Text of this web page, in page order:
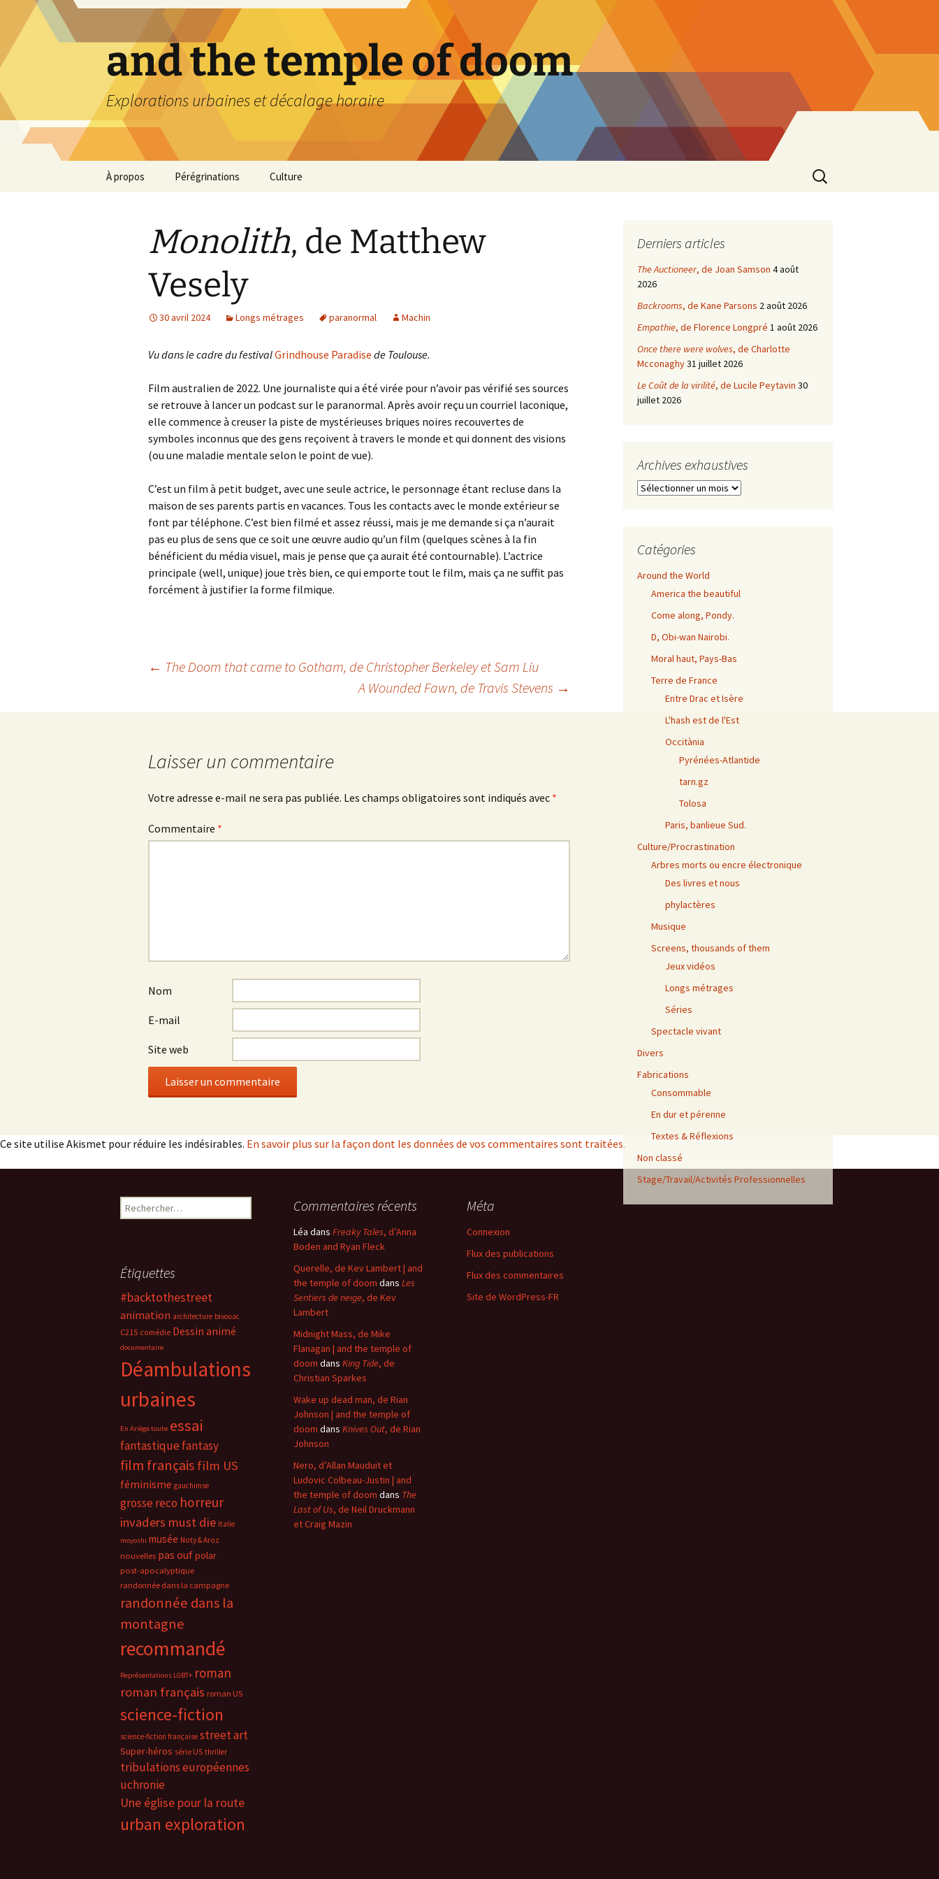
contenu
and the temple of doom
Explorations urbaines et décalage horaire
À propos Pérégrinations Culture
Rechercher :
Monolith, de Matthew
Vesely
30 avril 2024 Longs métrages paranormal Machin
Vu dans le cadre du festivalGrindhouse Paradise de Toulouse.
Film australien de 2022. Une journaliste qui a été virée pour n’avoir pas vérifié ses sources
se retrouve à lancer un podcast sur le paranormal. Après avoir reçu un courriel laconique,
elle commence à creuser la piste de mystérieuses briques noires recouvertes de
symboles inconnus que des gens reçoivent à travers le monde et qui donnent des visions
(ou une maladie mentale selon le point de vue).
C’est un film à petit budget, avec une seule actrice, le personnage étant recluse dans la
maison de ses parents partis en vacances. Tous les contacts avec le monde extérieur se
font par téléphone. C’est bien filmé et assez réussi, mais je me demande si ça n’aurait
pas eu plus de sens que ce soit une œuvre audio qu’un film (quelques scènes à la fin
bénéficient du média visuel, mais je pense que ça aurait été contournable). L’actrice
principale (well, unique) joue très bien, ce qui emporte tout le film, mais ça ne suffit pas
forcément à justifier la forme filmique.
Navigation
des
← The Doom that came to Gotham, de Christopher Berkeley et Sam Liu
A Wounded Fawn, de Travis Stevens →
Laisser un commentaire
Votre adresse e-mail ne sera pas publiée. Les champs obligatoires sont indiqués avec *
Commentaire *
Nom
E-mail
Site web
Ce site utilise Akismet pour réduire les indésirables. En savoir plus sur la façon dont les données de vos commentaires sont traitées.
Derniers articles
The Auctioneer, de Joan Samson 4 août
2026
Backrooms, de Kane Parsons 2 août 2026
Empathie, de Florence Longpré 1 août 2026
Once there were wolves, de Charlotte
Mcconaghy31 juillet 2026
Le Coût de la virilité, de Lucile Peytavin 30
juillet 2026
Archives exhaustives
Archives
Catégories
Around the World
America the beautiful
Come along, Pondy.
D, Obi-wan Nairobi.
Moral haut, Pays-Bas
Terre de France
Entre Drac et Isère
L'hash est de l'Est
Occitània
Pyrénées-Atlantide
tarn.gz
Tolosa
Paris, banlieue Sud.
Culture/Procrastination
Arbres morts ou encre électronique
Des livres et nous
phylactères
Musique
Screens, thousands of them
Jeux vidéos
Longs métrages
Séries
Spectacle vivant
Divers
Fabrications
Consommable
En dur et pérenne
Textes & Réflexions
Non classé
Stage/Travail/Activités Professionnelles
Rechercher :
Commentaires récents
Léa dans Freaky Tales, d’Anna
Boden and Ryan Fleck
Querelle, de Kev Lambert | and
the temple of doom dans Les
Sentiers de neige, de Kev
Lambert
Midnight Mass, de Mike
Flanagan | and the temple of
doom dans King Tide, de
Christian Sparkes
Wake up dead man, de Rian
Johnson | and the temple of
doom dans Knives Out, de Rian
Johnson
Nero, d’Allan Mauduit et
Ludovic Colbeau-Justin | and
the temple of doom dans The
Last of Us, de Neil Druckmann
et Craig Mazin
Méta
Connexion
Flux des publications
Flux des commentaires
Site de WordPress-FR
Étiquettes
#backtothestreet
animation architecture bivouac
C215 comédie Dessin animé
documentaire
Déambulations
urbaines
En Ariège toute essai
fantastiquefantasy
film français film US
féminisme gauchimse
grosse reco horreur
invaders must die Italie
moyoshi musée Noty & Aroz
nouvelles pas oufpolar
post-apocalyptique
randonnée dans la campagne
randonnée dans la
montagne
recommandé
Représentations LGBT+ roman
roman français roman US
science-fiction
science-fiction française street art
Super-héros série US thriller
tribulations européennes
uchronie
Une église pour la route
urban exploration